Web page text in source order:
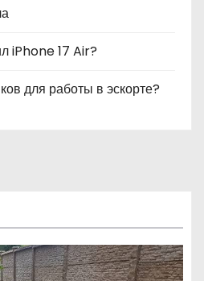
iPhone 17 Air?
для работы в эскорте?